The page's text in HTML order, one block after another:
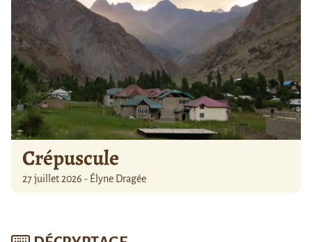
Crépuscule
27 juillet 2026 - Élyne Dragée